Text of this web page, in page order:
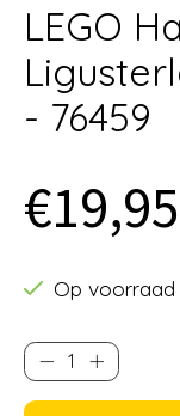
LEGO
- 76459
€19,95
Op voorraad